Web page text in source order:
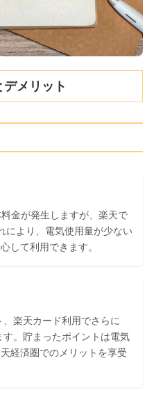
メリット
金が発生しますが、楽天で
により、電気使用量が少ない
して利用できます。
楽天カード利用でさらに
。貯まったポイントは電気
経済圏でのメリットを享受